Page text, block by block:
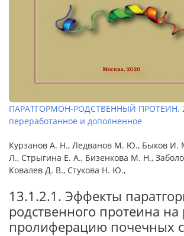
ПАРАТГОРМОН-РОДСТВЕННЫЙ ПРОТЕИН.
переработанное и дополненное
Курзанов А. Н., Ледванов М. Ю., Быков И.
Л., Стрыгина Е. А., Бизенкова М. Н.,
Ковалев Д. В., Стукова Н. Ю.,
13.1.2.1. Эффекты
родственного протеина на
пролиферацию почечных